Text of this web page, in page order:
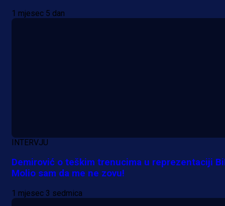
1 mjesec 5 dan
INTERVJU
Demirović o teškim trenucima u reprezentaciji
Molio sam da me ne zovu!
1 mjesec 3 sedmica